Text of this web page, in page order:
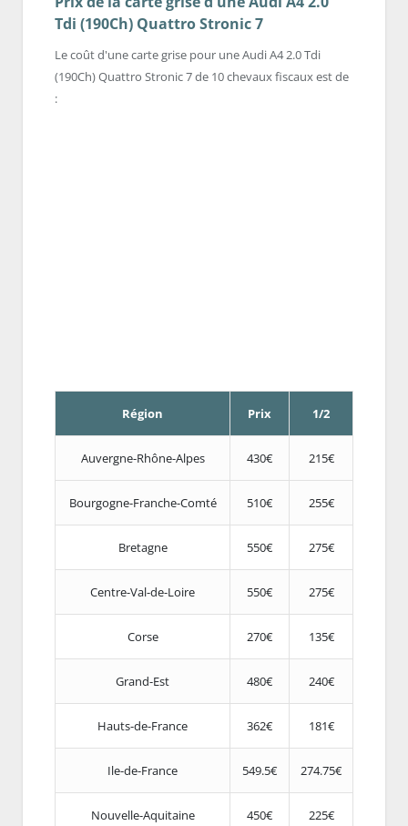
Tdi (190Ch) Quattro Stronic 7
Le coût d'une carte grise pour une Audi A4 2.0 Tdi
(190Ch) Quattro Stronic 7 de 10 chevaux fiscaux est de
:
Région Prix 1/2
Auvergne-Rhône-Alpes 430€ 215€
Bourgogne-Franche-Comté 510€ 255€
Bretagne 550€ 275€
Centre-Val-de-Loire 550€ 275€
Corse 270€ 135€
Grand-Est 480€ 240€
Hauts-de-France 362€ 181€
Ile-de-France 549.5€ 274.75€
Nouvelle-Aquitaine 450€ 225€